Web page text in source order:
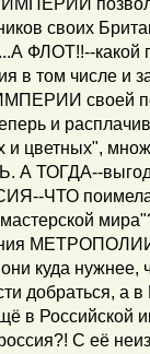
ИМПЕРИИ
своих
ФЛОТ!!--какой
в том числе и
своей
и
и цветных",
А ТОГДА--
ЧТО
они куда
добраться,
в
С её